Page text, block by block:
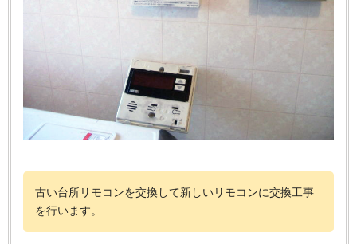
古い台所リモコンを交換して新しいリモコンに交換工事
を行います。